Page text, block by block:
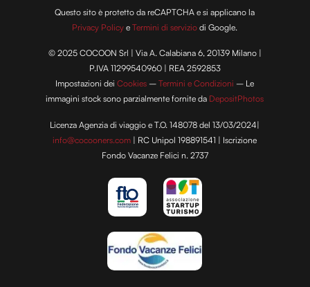
Questo sito è protetto da reCAPTCHA e si applicano la
Privacy Policy eTermini di servizio di Google.
© 2025 COCOON Srl | Via A. Calabiana 6, 20139 Milano |
P.IVA 11299540960 | REA 2592853
Impostazioni deiCookies –Termini e Condizioni – Le
immagini stock sono parzialmente fornite da DepositPhotos
Licenza Agenzia di viaggio e T.O. 148078 del 13/03/2024|
info@cocooners.com | RC Unipol 198891541 | Iscrizione
Fondo Vacanze Felici n. 2737